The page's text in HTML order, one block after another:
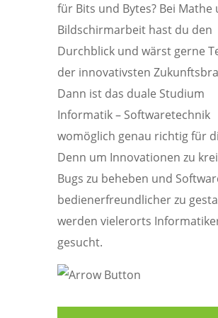
für Bits und Bytes? Bei Mathe
Bildschirmarbeit hast du den
Durchblick und wärst gerne
der innovativsten
Dann ist das duale Studium
Informatik – Softwaretechnik
womöglich genau richtig für
Denn um Innovationen zu
Bugs zu beheben und
bedienerfreundlicher zu
werden vielerorts
gesucht.